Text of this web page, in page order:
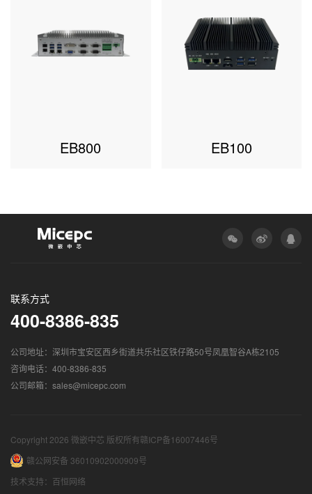
EB800 EB100
联系方式
400-8386-835
公司地址：深圳市宝安区西乡街道共乐社区铁仔路50号凤凰智谷A栋2105
咨询电话：400-8386-835
公司邮箱：sales@micepc.com
Copyright 2026 微嵌中芯 版权所有赣ICP备16007446号
赣公网安备 36010902000909号
技术支持：百恒网络